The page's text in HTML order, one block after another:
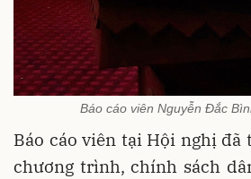
Báo cáo viên Nguyễn Đắc
Báo cáo viên tại Hội nghị đã
chương trình, chính sách